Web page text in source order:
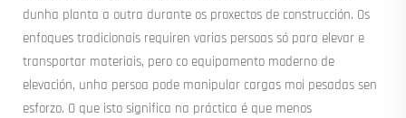
dunha planta a outra durante os proxectos de construcción. Os
enfoques tradicionais requiren varias persoas só para elevar e
transportar materiais, pero co equipamento moderno de
elevación, unha persoa pode manipular cargas moi pesadas sen
esforzo. O que isto significa na práctica é que menos